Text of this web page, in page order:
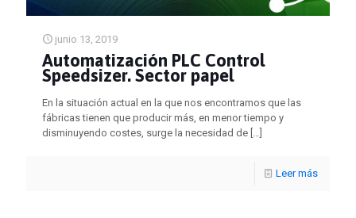
junio 13, 2019
Automatización PLC Control
Speedsizer. Sector papel
En la situación actual en la que nos encontramos que las
fábricas tienen que producir más, en menor tiempo y
disminuyendo costes, surge la necesidad de […]
Leer más